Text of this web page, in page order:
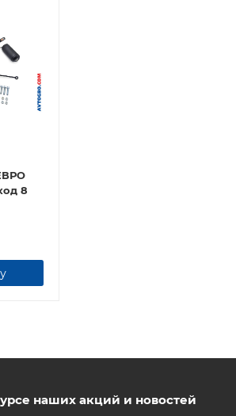
8
наших акций и новостей